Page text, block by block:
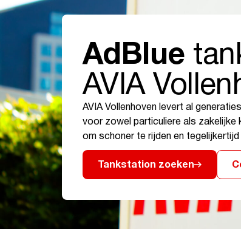
AdBlue
AVIA
AVIA Vollenhoven levert al
voor zowel particuliere als zakelijke
om schoner te rijden en
Tankstation zoeken